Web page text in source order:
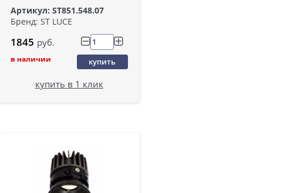
Артикул: ST851.548.07
Бренд: ST LUCE
1845 руб.
в наличии купить
купить в 1 клик